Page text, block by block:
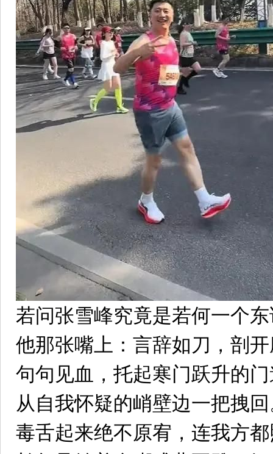
若问张雪峰究竟是若何一个
他那张嘴上：言辞如刀，剖
句句见血，托起寒门跃升的
从自我怀疑的峭壁边一把拽
毒舌起来绝不原宥，连我方